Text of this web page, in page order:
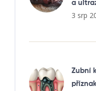
a
3 srp
Zubní